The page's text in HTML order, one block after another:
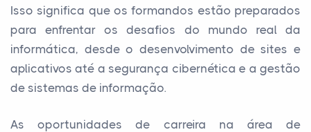
Isso significa que os formandos estão preparados
para enfrentar os desafios do mundo real da
informática, desde o desenvolvimento de sites e
aplicativos até a segurança cibernética e a gestão
de sistemas de informação.
As oportunidades de carreira na área de